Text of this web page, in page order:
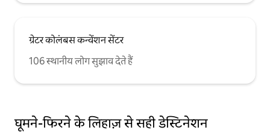
ग्रेटर कोलंबस कन्वेंशन सेंटर
106 स्थानीय लोग सुझाव देते हैं
घूमने-फिरने के लिहाज़ से सही डेस्टिनेशन